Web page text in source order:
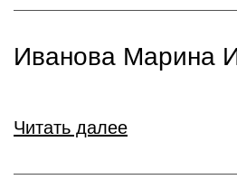
Иванова Марина
Читать далее